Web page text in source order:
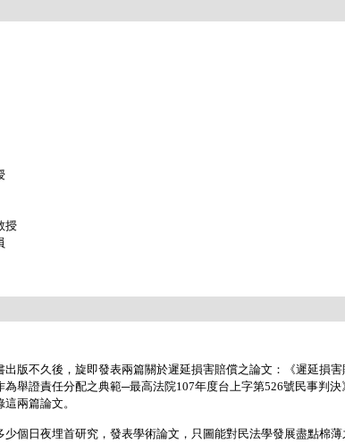
授
不久後，旋即發表兩篇關於遲延損害賠償之論文：《遲延損害
舉證責任分配之典範─最高法院107年度台上字第526號民事判決
兩篇論文。
日夜埋首研究，發表學術論文，只圖能對民法學發展盡點棉薄